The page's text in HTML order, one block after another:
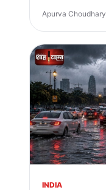
Apurva Choudhary
INDIA